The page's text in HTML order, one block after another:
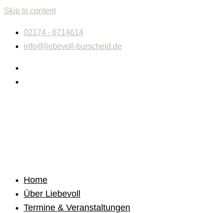
Skip to content
02174 - 6714614
info@liebevoll-burscheid.de
Home
Über Liebevoll
Termine & Veranstaltungen